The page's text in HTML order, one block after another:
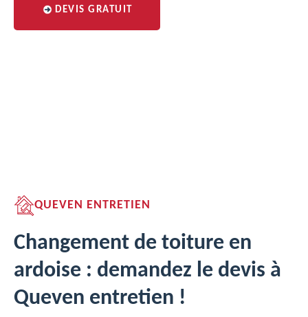
DEVIS GRATUIT
QUEVEN ENTRETIEN
Changement de toiture en
ardoise : demandez le devis à
Queven entretien !